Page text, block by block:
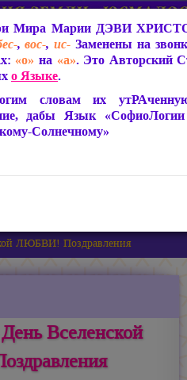
ЛЮБВИ! Поздравления
Вселенской
Мира Марии ДЭВИ
,вос-,ис- Заменены на
«о» на «а». Это Авторский
о Языке.
словам их
дабы Язык
Солнечному»